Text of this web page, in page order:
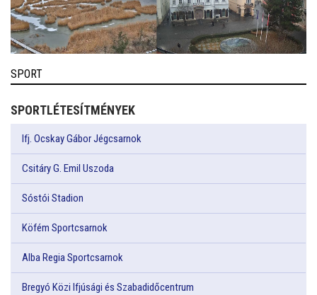
SPORT
SPORTLÉTESÍTMÉNYEK
Ifj. Ocskay Gábor Jégcsarnok
Csitáry G. Emil Uszoda
Sóstói Stadion
Köfém Sportcsarnok
Alba Regia Sportcsarnok
Bregyó Közi Ifjúsági és Szabadidőcentrum